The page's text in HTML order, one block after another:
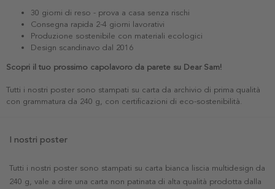
30 giorni di reso - prova a casa senza rischi
Consegna rapida 2-4 giorni lavorativi
Produzione sostenibile con materiali ecologici
Design scandinavo dal 2016
Scopri il tuo prossimo capolavoro da parete su Dear Sam!
Tutti i nostri poster sono stampati su carta da archivio di prima qualità
con grammatura da 240 g, con certificazioni di eco-sostenibilità.
I nostri poster
Tutti i nostri poster sono stampati su carta bianca liscia multidesign da
240 g, vale a dire una carta non patinata di alta qualità prodotta dalla